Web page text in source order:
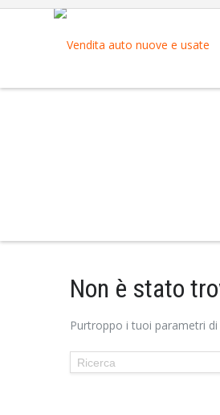
Non è stato
Purtroppo i tuoi parametri